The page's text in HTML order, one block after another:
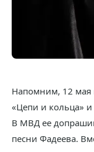
Напомним, 12 мая
«Цепи и кольца»
В МВД ее
песни Фадеева.